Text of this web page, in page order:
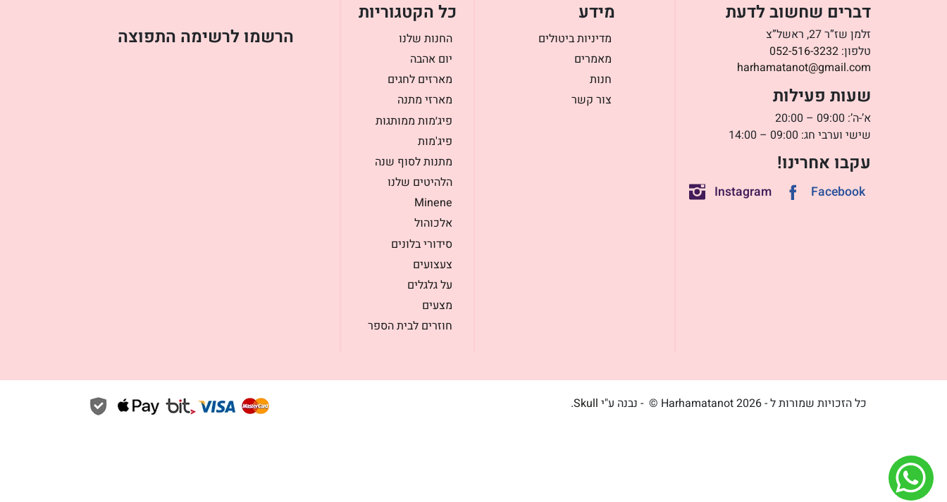
דברים שחשוב לדעת
זלמן שז”ר 27, ראשל”צ
טלפון: 052-516-3232
harhamatanot@gmail.com
שעות פעילות
א’-ה’: 09:00 – 20:00
שישי וערבי חג: 09:00 – 14:00
עקבו אחרינו!
Facebook
Instagram
מידע
מדיניות ביטולים
מאמרים
חנות
צור קשר
כל הקטגוריות
החנות שלנו
יום אהבה
מארזים לחגים
מארזי מתנה
פיג׳מות ממותגות
פיג'מות
מתנות לסוף שנה
הלהיטים שלנו
Minene
אלכוהול
סידורי בלונים
צעצועים
על גלגלים
מצעים
חוזרים לבית הספר
הרשמו לרשימה התפוצה
כל הזכויות שמורות ל - Harhamatanot 2026 © - נבנה ע"י Skull
.